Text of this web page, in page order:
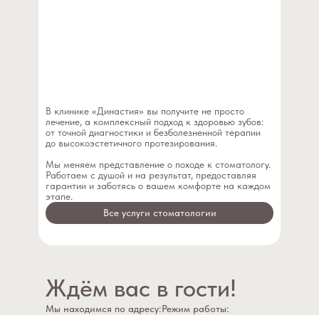
В клинике «Династия» вы получите не просто
лечение, а комплексный подход к здоровью зубов:
от точной диагностики и безболезненной терапии
до высокоэстетичного протезирования.
Мы меняем представление о походе к стоматологу.
Работаем с душой и на результат, предоставляя
гарантии и заботясь о вашем комфорте на каждом
этапе.
Все услуги стоматологии
Ждём вас в гости!
Мы находимся по адресу:Режим работы: